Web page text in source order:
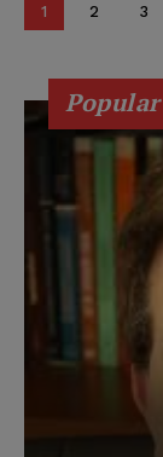
1 2 3
Popular